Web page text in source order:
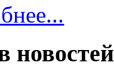
новостей